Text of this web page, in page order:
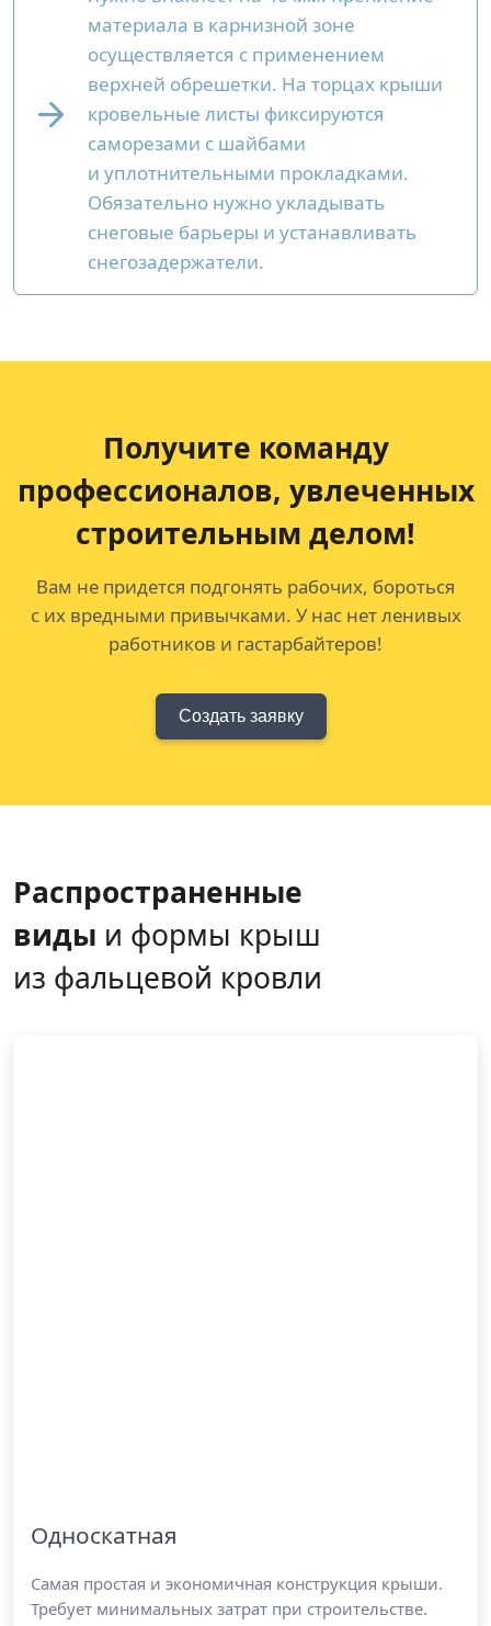
материала в карнизной зоне
осуществляется с применением
верхней обрешетки. На торцах крыши
кровельные листы фиксируются
саморезами с шайбами
и уплотнительными прокладками.
Обязательно нужно укладывать
снеговые барьеры и устанавливать
снегозадержатели.
Получите команду
профессионалов, увлеченных
строительным делом!
Вам не придется подгонять рабочих, бороться
с их вредными привычками. У нас нет ленивых
работников и гастарбайтеров!
Создать заявку
Распространенные
виды и формы крыш
из фальцевой кровли
Односкатная
Самая простая и экономичная конструкция крыши.
Требует минимальных затрат при строительстве.